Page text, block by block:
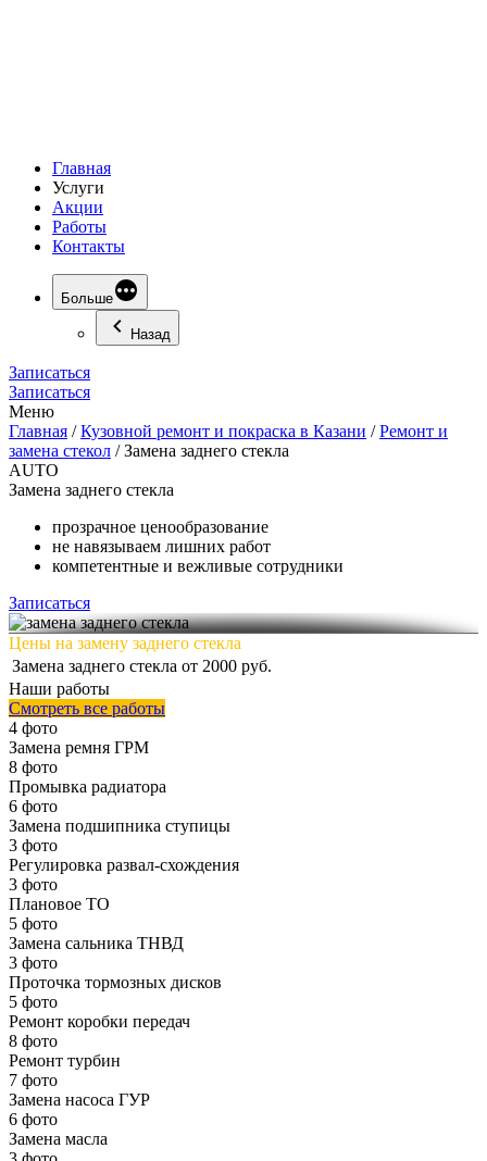
Главная
Услуги
Акции
Работы
Контакты
Больше
Назад
Записаться
Записаться
Меню
Главная /Кузовной ремонт и покраска в Казани /Ремонт и
замена стекол /Замена заднего стекла
AUTO
Замена заднего стекла
прозрачное ценообразование
не навязываем лишних работ
компетентные и вежливые сотрудники
Записаться
Цены на замену заднего стекла
Замена заднего стекла от 2000 руб.
Наши работы
Смотреть все работы
4 фото
Замена ремня ГРМ
8 фото
Промывка радиатора
6 фото
Замена подшипника ступицы
3 фото
Регулировка развал-схождения
3 фото
Плановое ТО
5 фото
Замена сальника ТНВД
3 фото
Проточка тормозных дисков
5 фото
Ремонт коробки передач
8 фото
Ремонт турбин
7 фото
Замена насоса ГУР
6 фото
Замена масла